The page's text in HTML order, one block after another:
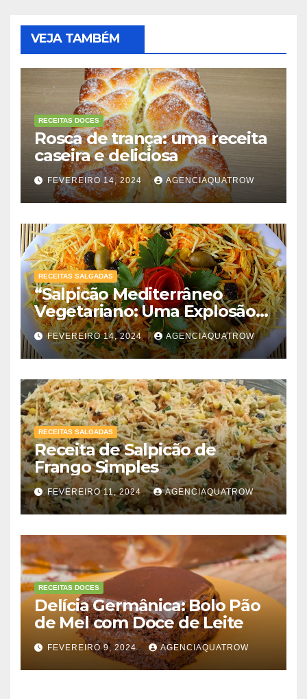
VEJA TAMBÉM
RECEITAS DOCES
Rosca de trança: uma receita
caseira e deliciosa
FEVEREIRO 14, 2024 AGENCIAQUATROW
RECEITAS SALGADAS
“Salpicão Mediterrâneo
Vegetariano: Uma Explosão
de Sabores!”
FEVEREIRO 14, 2024 AGENCIAQUATROW
RECEITAS SALGADAS
Receita de Salpicão de
Frango Simples
FEVEREIRO 11, 2024 AGENCIAQUATROW
RECEITAS DOCES
Delícia Germânica: Bolo Pão
de Mel com Doce de Leite
FEVEREIRO 9, 2024 AGENCIAQUATROW